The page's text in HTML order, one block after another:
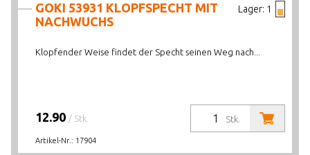
Lager: 1
GOKI 53931 KLOPFSPECHT MIT
NACHWUCHS
Klopfender Weise findet der Specht seinen Weg nach...
Stk.
12.90 / Stk.
Artikel-Nr.: 17904